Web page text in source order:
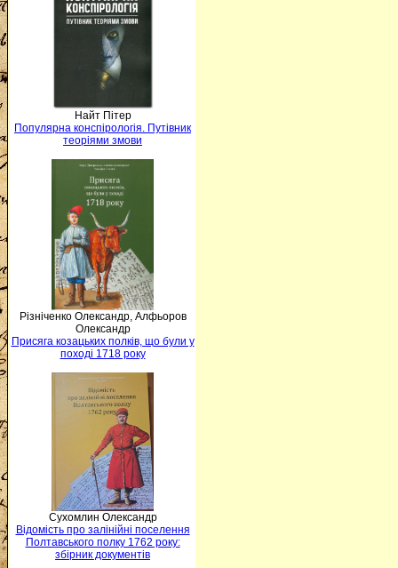
Найт Пітер
Популярна конспірологія. Путівник
теоріями змови
Різніченко Олександр, Алфьоров
Олександр
Присяга козацьких полків, що були у
поході 1718 року
Сухомлин Олександр
Відомість про залінійні поселення
Полтавського полку 1762 року:
збірник документів